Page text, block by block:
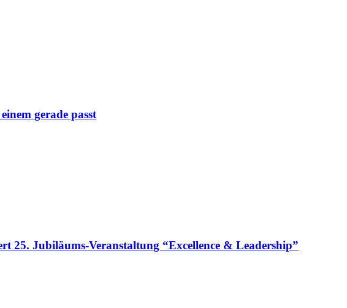
gerade passt
25. Jubiläums-Veranstaltung “Excellence & Leadership”